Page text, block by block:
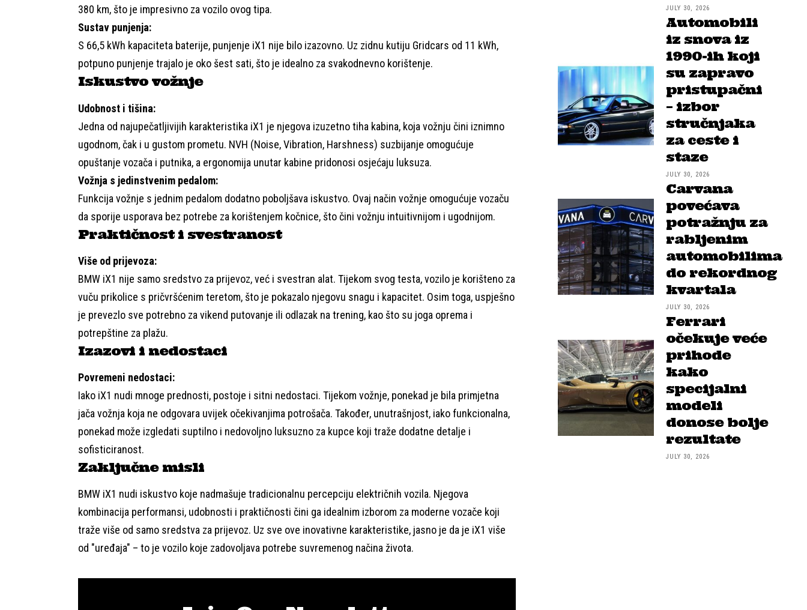
380 km, što je impresivno za vozilo ovog tipa.
Sustav punjenja:
S 66,5 kWh kapaciteta baterije, punjenje iX1 nije bilo izazovno. Uz zidnu kutiju Gridcars od 11 kWh,
potpuno punjenje trajalo je oko šest sati, što je idealno za svakodnevno korištenje.
Iskustvo vožnje
Udobnost i tišina:
Jedna od najupečatljivijih karakteristika iX1 je njegova izuzetno tiha kabina, koja vožnju čini iznimno
ugodnom, čak i u gustom prometu. NVH (Noise, Vibration, Harshness) suzbijanje omogućuje
opuštanje vozača i putnika, a ergonomija unutar kabine pridonosi osjećaju luksuza.
Vožnja s jedinstvenim pedalom:
Funkcija vožnje s jednim pedalom dodatno poboljšava iskustvo. Ovaj način vožnje omogućuje vozaču
da sporije usporava bez potrebe za korištenjem kočnice, što čini vožnju intuitivnijom i ugodnijom.
Praktičnost i svestranost
Više od prijevoza:
BMW iX1 nije samo sredstvo za prijevoz, već i svestran alat. Tijekom svog testa, vozilo je korišteno za
vuču prikolice s pričvršćenim teretom, što je pokazalo njegovu snagu i kapacitet. Osim toga, uspješno
je prevezlo sve potrebno za vikend putovanje ili odlazak na trening, kao što su joga oprema i
potrepštine za plažu.
Izazovi i nedostaci
Povremeni nedostaci:
Iako iX1 nudi mnoge prednosti, postoje i sitni nedostaci. Tijekom vožnje, ponekad je bila primjetna
jača vožnja koja ne odgovara uvijek očekivanjima potrošača. Također, unutrašnjost, iako funkcionalna,
ponekad može izgledati suptilno i nedovoljno luksuzno za kupce koji traže dodatne detalje i
sofisticiranost.
Zaključne misli
BMW iX1 nudi iskustvo koje nadmašuje tradicionalnu percepciju električnih vozila. Njegova
kombinacija performansi, udobnosti i praktičnosti čini ga idealnim izborom za moderne vozače koji
traže više od samo sredstva za prijevoz. Uz sve ove inovativne karakteristike, jasno je da je iX1 više
od "uređaja" – to je vozilo koje zadovoljava potrebe suvremenog načina života.
JULY 30, 2026
Automobili
iz snova iz
1990-ih koji
su zapravo
pristupačni
– izbor
stručnjaka
za ceste i
staze
JULY 30, 2026
Carvana
povećava
potražnju za
rabljenim
automobilima
do rekordnog
kvartala
JULY 30, 2026
Ferrari
očekuje veće
prihode
kako
specijalni
modeli
donose bolje
rezultate
JULY 30, 2026